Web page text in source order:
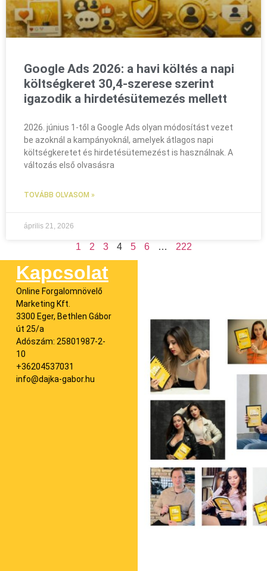
Google Ads 2026: a havi költés a napi
költségkeret 30,4-szerese szerint
igazodik a hirdetésütemezés mellett
2026. június 1-től a Google Ads olyan módosítást vezet
be azoknál a kampányoknál, amelyek átlagos napi
költségkeretet és hirdetésütemezést is használnak. A
változás első olvasásra
TOVÁBB OLVASOM »
április 21, 2026
1 2 3 4 5 6 … 222
Kapcsolat
Online Forgalomnövelő
Marketing Kft.
3300 Eger, Bethlen Gábor
út 25/a
Adószám: 25801987-2-
10
+36204537031
info@dajka-gabor.hu